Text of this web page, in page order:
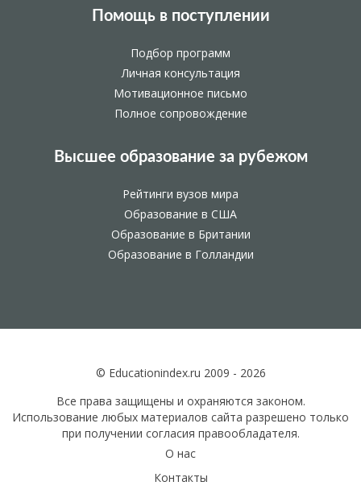
Помощь в поступлении
Подбор программ
Личная консультация
Мотивационное письмо
Полное сопровождение
Высшее образование за рубежом
Рейтинги вузов мира
Образование в США
Образование в Британии
Образование в Голландии
© Educationindex.ru 2009 - 2026
Все права защищены и охраняются законом.
Использование любых материалов сайта разрешено только
при получении согласия правообладателя.
О нас
Контакты